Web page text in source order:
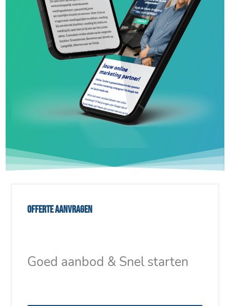
Offerte aanvragen
Goed aanbod & Snel starten